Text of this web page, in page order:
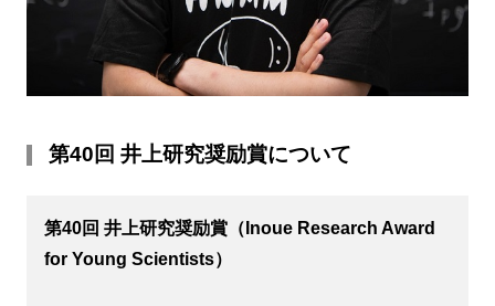
第40回 井上研究奨励賞について
第40回 井上研究奨励賞（Inoue Research Award
for Young Scientists）